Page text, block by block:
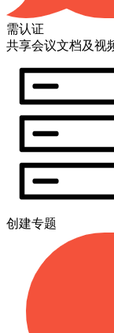
需认证
共享会议文档及视
创建专题